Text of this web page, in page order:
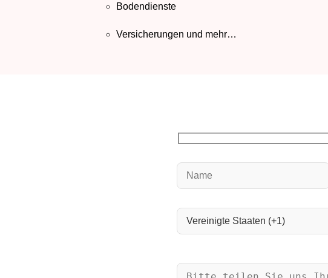
Bodendienste
Versicherungen und mehr…